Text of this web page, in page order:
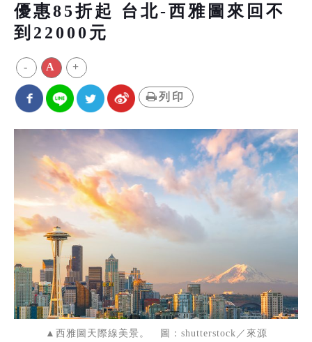
優惠85折起 台北-西雅圖來回不
到22000元
- A +
列印
▲西雅圖天際線美景。 圖：shutterstock／來源